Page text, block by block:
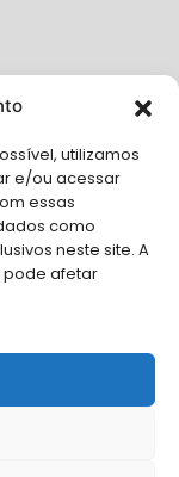
utilizamos
e/ou acessar
essas
como
neste site. A
pode afetar
o seu evento